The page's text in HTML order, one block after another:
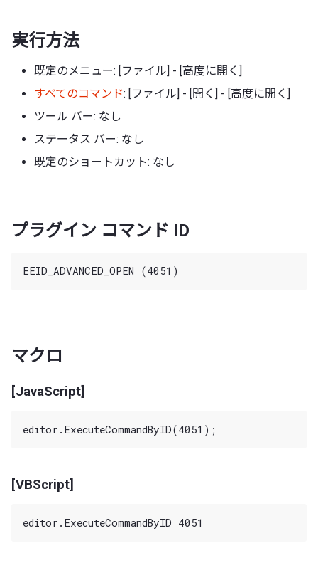
実行方法
既定のメニュー: [ファイル] - [高度に開く]
すべてのコマンド: [ファイル] - [開く] - [高度に開く]
ツール バー: なし
ステータス バー: なし
既定のショートカット: なし
プラグイン コマンド ID
マクロ
[JavaScript]
[VBScript]